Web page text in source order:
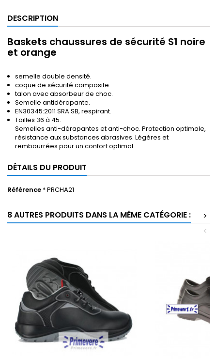
DESCRIPTION
Baskets chaussures de sécurité S1 noire
et orange
semelle double densité.
coque de sécurité composite.
talon avec absorbeur de choc.
Semelle antidérapante.
EN30345:2011 SRA SB, respirant.
Tailles 36 à 45.
Semelles anti-dérapantes et anti-choc. Protection optimale,
résistance aux substances abrasives. Légères et
rembourrées pour un confort optimal.
DÉTAILS DU PRODUIT
Référence * PRCHA21
8 AUTRES PRODUITS DANS LA MÊME CATÉGORIE :
>
<